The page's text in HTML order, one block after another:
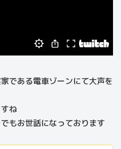
である電車ゾーンにて大声を
ね
もお世話になっております